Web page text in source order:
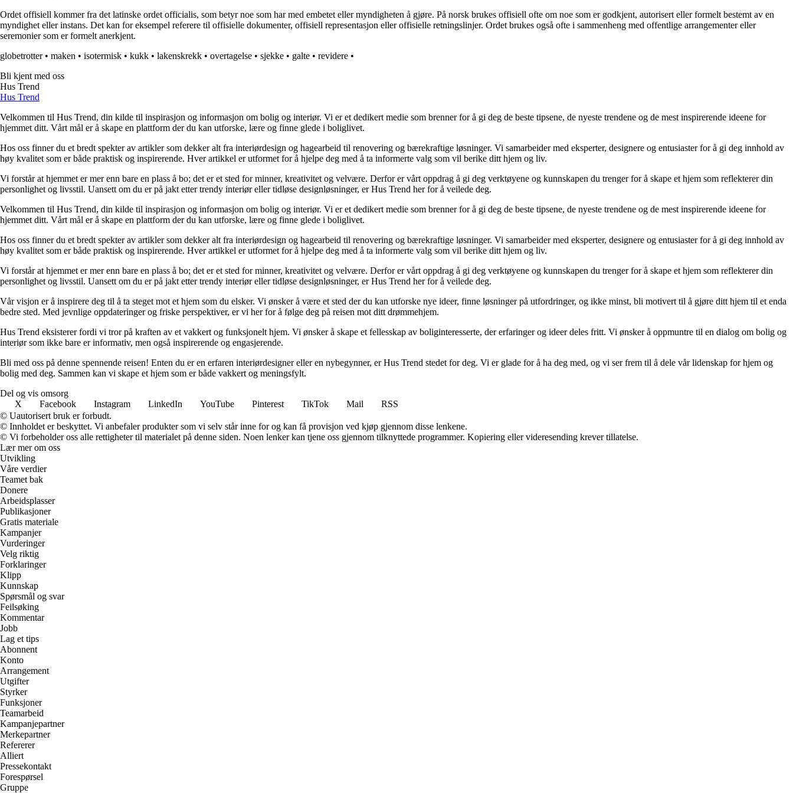
Ordet offisiell kommer fra det latinske ordet officialis, som betyr noe som har med embetet eller myndigheten å gjøre. På norsk brukes offisiell ofte om noe som er godkjent, autorisert eller formelt bestemt av en
myndighet eller instans. Det kan for eksempel referere til offisielle dokumenter, offisiell representasjon eller offisielle retningslinjer. Ordet brukes også ofte i sammenheng med offentlige arrangementer eller
seremonier som er formelt anerkjent.
globetrotter• maken • isotermisk • kukk • lakenskrekk • overtagelse • sjekke • galte • revidere •
Bli kjent med oss
Hus Trend
Hus Trend
Velkommen til Hus Trend, din kilde til inspirasjon og informasjon om bolig og interiør. Vi er et dedikert medie som brenner for å gi deg de beste tipsene, de nyeste trendene og de mest inspirerende ideene for
hjemmet ditt. Vårt mål er å skape en plattform der du kan utforske, lære og finne glede i boliglivet.
Hos oss finner du et bredt spekter av artikler som dekker alt fra interiørdesign og hagearbeid til renovering og bærekraftige løsninger. Vi samarbeider med eksperter, designere og entusiaster for å gi deg innhold av
høy kvalitet som er både praktisk og inspirerende. Hver artikkel er utformet for å hjelpe deg med å ta informerte valg som vil berike ditt hjem og liv.
Vi forstår at hjemmet er mer enn bare en plass å bo; det er et sted for minner, kreativitet og velvære. Derfor er vårt oppdrag å gi deg verktøyene og kunnskapen du trenger for å skape et hjem som reflekterer din
personlighet og livsstil. Uansett om du er på jakt etter trendy interiør eller tidløse designløsninger, er Hus Trend her for å veilede deg.
Velkommen til Hus Trend, din kilde til inspirasjon og informasjon om bolig og interiør. Vi er et dedikert medie som brenner for å gi deg de beste tipsene, de nyeste trendene og de mest inspirerende ideene for
hjemmet ditt. Vårt mål er å skape en plattform der du kan utforske, lære og finne glede i boliglivet.
Hos oss finner du et bredt spekter av artikler som dekker alt fra interiørdesign og hagearbeid til renovering og bærekraftige løsninger. Vi samarbeider med eksperter, designere og entusiaster for å gi deg innhold av
høy kvalitet som er både praktisk og inspirerende. Hver artikkel er utformet for å hjelpe deg med å ta informerte valg som vil berike ditt hjem og liv.
Vi forstår at hjemmet er mer enn bare en plass å bo; det er et sted for minner, kreativitet og velvære. Derfor er vårt oppdrag å gi deg verktøyene og kunnskapen du trenger for å skape et hjem som reflekterer din
personlighet og livsstil. Uansett om du er på jakt etter trendy interiør eller tidløse designløsninger, er Hus Trend her for å veilede deg.
Vår visjon er å inspirere deg til å ta steget mot et hjem som du elsker. Vi ønsker å være et sted der du kan utforske nye ideer, finne løsninger på utfordringer, og ikke minst, bli motivert til å gjøre ditt hjem til et enda
bedre sted. Med jevnlige oppdateringer og friske perspektiver, er vi her for å følge deg på reisen mot ditt drømmehjem.
Hus Trend eksisterer fordi vi tror på kraften av et vakkert og funksjonelt hjem. Vi ønsker å skape et fellesskap av boliginteresserte, der erfaringer og ideer deles fritt. Vi ønsker å oppmuntre til en dialog om bolig og
interiør som ikke bare er informativ, men også inspirerende og engasjerende.
Bli med oss på denne spennende reisen! Enten du er en erfaren interiørdesigner eller en nybegynner, er Hus Trend stedet for deg. Vi er glade for å ha deg med, og vi ser frem til å dele vår lidenskap for hjem og
bolig med deg. Sammen kan vi skape et hjem som er både vakkert og meningsfylt.
Del og vis omsorg
X
Facebook Instagram LinkedIn YouTube Pinterest TikTok Mail
RSS
© Uautorisert bruk er forbudt.
© Innholdet er beskyttet. Vi anbefaler produkter som vi selv står inne for og kan få provisjon ved kjøp gjennom disse lenkene.
© Vi forbeholder oss alle rettigheter til materialet på denne siden. Noen lenker kan tjene oss gjennom tilknyttede programmer. Kopiering eller videresending krever tillatelse.
Lær mer om oss
Utvikling
Våre verdier
Teamet bak
Donere
Arbeidsplasser
Publikasjoner
Gratis materiale
Kampanjer
Vurderinger
Velg riktig
Forklaringer
Klipp
Kunnskap
Spørsmål og svar
Feilsøking
Kommentar
Jobb
Lag et tips
Abonnent
Konto
Arrangement
Utgifter
Styrker
Funksjoner
Teamarbeid
Kampanjepartner
Merkepartner
Refererer
Alliert
Pressekontakt
Forespørsel
Gruppe